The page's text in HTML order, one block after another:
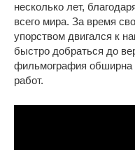
несколько лет,
всего мира. За время
упорством двигался к
быстро добраться до
фильмография обширна
работ.